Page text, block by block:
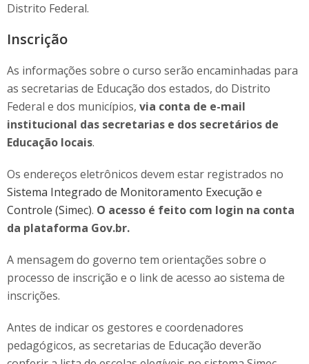
Distrito Federal.
Inscrição
As informações sobre o curso serão encaminhadas para
as secretarias de Educação dos estados, do Distrito
Federal e dos municípios, via conta de e-mail
institucional das secretarias e dos secretários de
Educação locais.
Os endereços eletrônicos devem estar registrados no
Sistema Integrado de Monitoramento Execução e
Controle (Simec). O acesso é feito com login na conta
da plataforma Gov.br.
A mensagem do governo tem orientações sobre o
processo de inscrição e o link de acesso ao sistema de
inscrições.
Antes de indicar os gestores e coordenadores
pedagógicos, as secretarias de Educação deverão